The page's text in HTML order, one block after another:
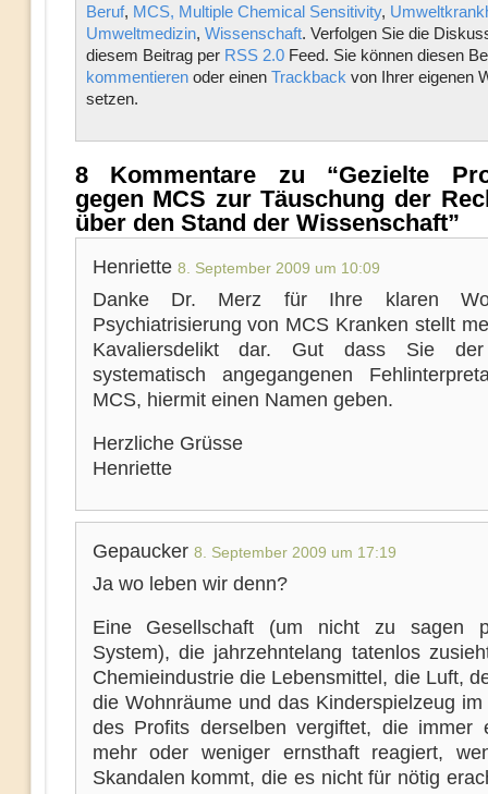
Beruf, MCS, Multiple Chemical Sensitivity,
Umweltmedizin, Wissenschaft. Verfolgen Sie die
diesem Beitrag per RSS 2.0Feed. Sie können diesen
kommentierenoder einen Trackback von Ihrer eigenen
setzen.
8 Kommentare zu “Gezielte
gegen MCS zur Täuschung der
über den Stand der Wissenschaft”
Henriette 8. September 2009 um 10:09
Danke Dr. Merz für Ihre klaren
Psychiatrisierung von MCS Kranken stellt
Kavaliersdelikt dar. Gut dass Sie der
systematisch angegangenen
MCS, hiermit einen Namen geben.
Herzliche Grüsse
Henriette
Gepaucker 8. September 2009 um 17:19
Ja wo leben wir denn?
Eine Gesellschaft (um nicht zu sagen
System), die jahrzehntelang tatenlos
Chemieindustrie die Lebensmittel, die Luft,
die Wohnräume und das Kinderspielzeug
des Profits derselben vergiftet, die immer
mehr oder weniger ernsthaft reagiert,
Skandalen kommt, die es nicht für nötig